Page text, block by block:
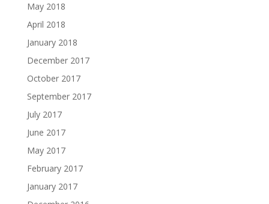
May 2018
April 2018
January 2018
December 2017
October 2017
September 2017
July 2017
June 2017
May 2017
February 2017
January 2017